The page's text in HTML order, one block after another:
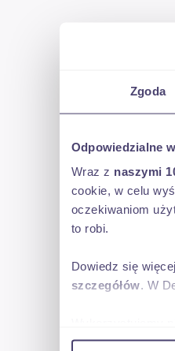
Zgoda
Odpowiedzialne
Wraz z naszymi
cookie, w celu
oczekiwaniom
to robi.
Dowiedz się
szczegółów. W
w naszej witrynie.